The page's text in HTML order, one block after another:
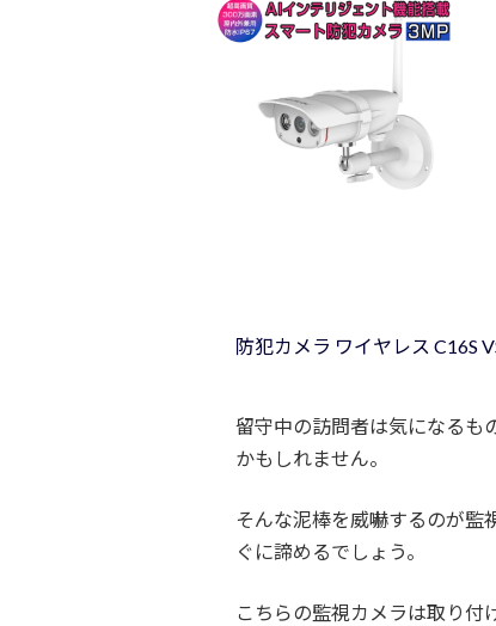
防犯カメラ ワイヤレス C16S
留守中の訪問者は気になるも
かもしれません。
そんな泥棒を威嚇するのが監
ぐに諦めるでしょう。
こちらの監視カメラは取り付